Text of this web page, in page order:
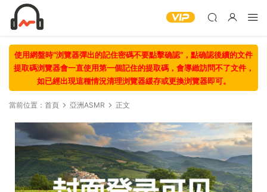
使用網盤時“浏覽器彈出的記住密碼不要點擊确認“，點确認後續的文件
提取碼浏覽器會一直使用第一個記住的提取碼，會導緻訪問不了文件，
如已經出現這種情況清理浏覽器緩存或更換浏覽器即可。
當前位置： 首頁 亞洲ASMR 正文